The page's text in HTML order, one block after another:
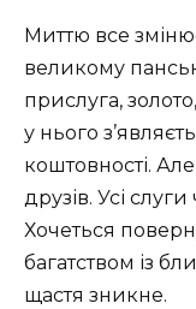
Миттю все
великому
прислуга,
у нього
коштовності.
друзів. Усі
Хочеться
багатством із
щастя зникне.